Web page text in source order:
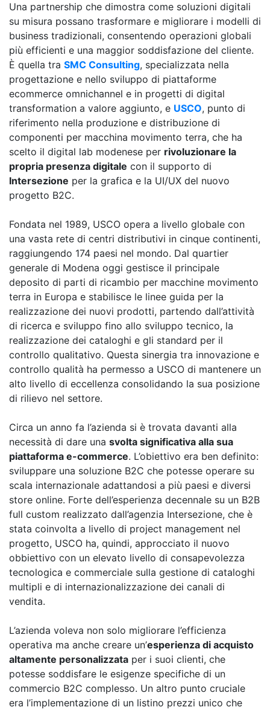
Una partnership che dimostra come soluzioni digitali
su misura possano trasformare e migliorare i modelli di
business tradizionali, consentendo operazioni globali
più efficienti e una maggior soddisfazione del cliente.
È quella tra SMC Consulting, specializzata nella
progettazione e nello sviluppo di piattaforme
ecommerce omnichannel e in progetti di digital
transformation a valore aggiunto, e USCO, punto di
riferimento nella produzione e distribuzione di
componenti per macchina movimento terra, che ha
scelto il digital lab modenese per rivoluzionare la
propria presenza digitale con il supporto di
Intersezione per la grafica e la UI/UX del nuovo
progetto B2C.
Fondata nel 1989, USCO opera a livello globale con
una vasta rete di centri distributivi in cinque continenti,
raggiungendo 174 paesi nel mondo. Dal quartier
generale di Modena oggi gestisce il principale
deposito di parti di ricambio per macchine movimento
terra in Europa e stabilisce le linee guida per la
realizzazione dei nuovi prodotti, partendo dall’attività
di ricerca e sviluppo fino allo sviluppo tecnico, la
realizzazione dei cataloghi e gli standard per il
controllo qualitativo. Questa sinergia tra innovazione e
controllo qualità ha permesso a USCO di mantenere un
alto livello di eccellenza consolidando la sua posizione
di rilievo nel settore.
Circa un anno fa l’azienda si è trovata davanti alla
necessità di dare una svolta significativa alla sua
piattaforma e-commerce. L’obiettivo era ben definito:
sviluppare una soluzione B2C che potesse operare su
scala internazionale adattandosi a più paesi e diversi
store online. Forte dell’esperienza decennale su un B2B
full custom realizzato dall’agenzia Intersezione, che è
stata coinvolta a livello di project management nel
progetto, USCO ha, quindi, approcciato il nuovo
obbiettivo con un elevato livello di consapevolezza
tecnologica e commerciale sulla gestione di cataloghi
multipli e di internazionalizzazione dei canali di
vendita.
L’azienda voleva non solo migliorare l’efficienza
operativa ma anche creare un’esperienza di acquisto
altamente personalizzata per i suoi clienti, che
potesse soddisfare le esigenze specifiche di un
commercio B2C complesso. Un altro punto cruciale
era l’implementazione di un listino prezzi unico che